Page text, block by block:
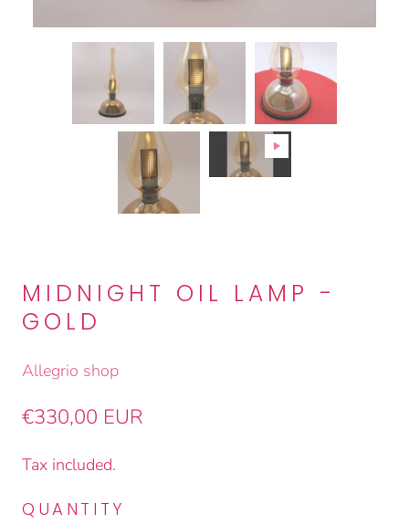
MIDNIGHT OIL LAMP -
GOLD
Allegrio shop
€330,00 EUR
Tax included.
QUANTITY